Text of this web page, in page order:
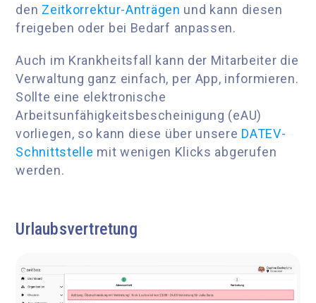
den Zeitkorrektur-Anträgen und kann diesen
freigeben oder bei Bedarf anpassen.
Auch im Krankheitsfall kann der Mitarbeiter die
Verwaltung ganz einfach, per App, informieren.
Sollte eine elektronische
Arbeitsunfähigkeitsbescheinigung (eAU)
vorliegen, so kann diese über unsere DATEV-
Schnittstelle mit wenigen Klicks abgerufen
werden.
Urlaubsvertretung